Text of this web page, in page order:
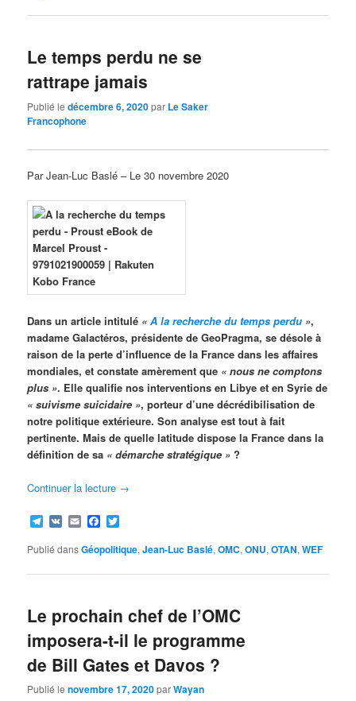
Le temps perdu ne se
rattrape jamais
Publié ledécembre 6, 2020par Le Saker
Francophone
Par Jean-Luc Baslé – Le 30 novembre 2020
Dans un article intitulé «A la recherche du temps perdu »,
madame Galactéros, présidente de GeoPragma, se désole à
raison de la perte d’influence de la France dans les affaires
mondiales, et constate amèrement que « nous ne comptons
plus ». Elle qualifie nos interventions en Libye et en Syrie de
« suivisme suicidaire », porteur d’une décrédibilisation de
notre politique extérieure. Son analyse est tout à fait
pertinente. Mais de quelle latitude dispose la France dans la
définition de sa « démarche stratégique » ?
Continuer la lecture →
Telegram
VK EmailFacebook
Publié dansGéopolitique,Jean-Luc Baslé,OMC,ONU,OTAN,WEF
Le prochain chef de l’OMC
imposera-t-il le programme
de Bill Gates et Davos ?
Publié lenovembre 17, 2020parWayan